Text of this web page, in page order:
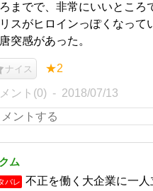
までで、非常にいいところ
スがヒロインっぽくなって
突感があった。
ナイス ★2
ント(0) 2018/07/13
ム
バレ
不正を働く大企業に一人